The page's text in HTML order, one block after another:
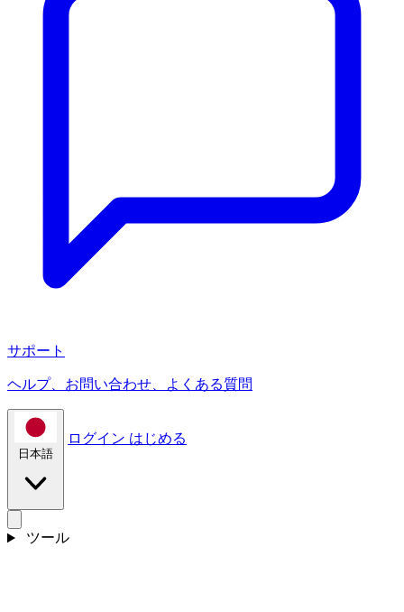
サポート
ヘルプ、お問い合わせ、よくある質問
日本語
ログイン はじめる
ツール